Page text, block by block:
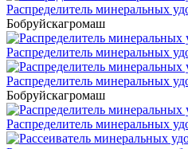
Распределитель минеральных
Бобруйскагромаш
Распределитель минеральных
Распределитель минеральных
Бобруйскагромаш
Распределитель минеральных